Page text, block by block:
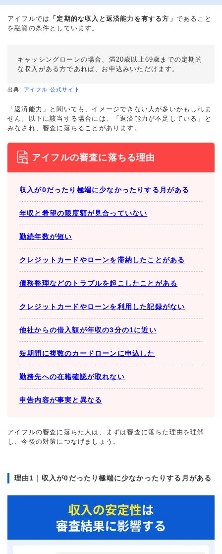
アイフルでは 「定期的な収入と返済能力を有する方」 であること
を融資の条件としています。
キャッシングローンの場合、満20歳以上69歳までの定期的
な収入がある方であれば、お申込みいただけます。
出典: アイフル 公式サイト
「返済能力」と聞いても、イメージできない人が多いかもしれま
せん。以下に該当する場合には、「返済能力が不足している」と
みなされ、審査に落ちることがあります。
アイフルの審査に落ちる理由
収入が0だったり極端に少なかったりする月がある
年収と希望の限度額が見合っていない
勤続年数が短い
クレジットカードやローンを滞納したことがある
債務整理などのトラブルを起こしたことがある
クレジットカードやローンを利用した記録がない
他社からの借入額が年収の3分の1に近い
短期間に複数のカードローンに申込した
勤務先への在籍確認が取れない
申告内容が事実と異なる
アイフルの審査に落ちた人は、まずは審査に落ちた理由を理解
し、今後の対策につなげましょう。
理由1｜収入が0だったり極端に少なかったりする月がある